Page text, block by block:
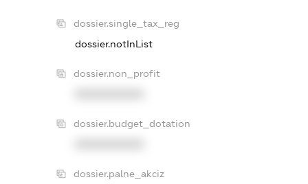
dossier.single_tax_reg
dossier.notInList
dossier.non_profit
dossier.budget_dotation
dossier.palne_akciz